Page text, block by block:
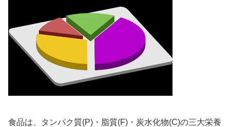
食品は、タンパク質(P)・脂質(F)・炭水化物(C)の三大栄養